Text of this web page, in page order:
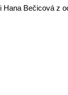
Bečicová